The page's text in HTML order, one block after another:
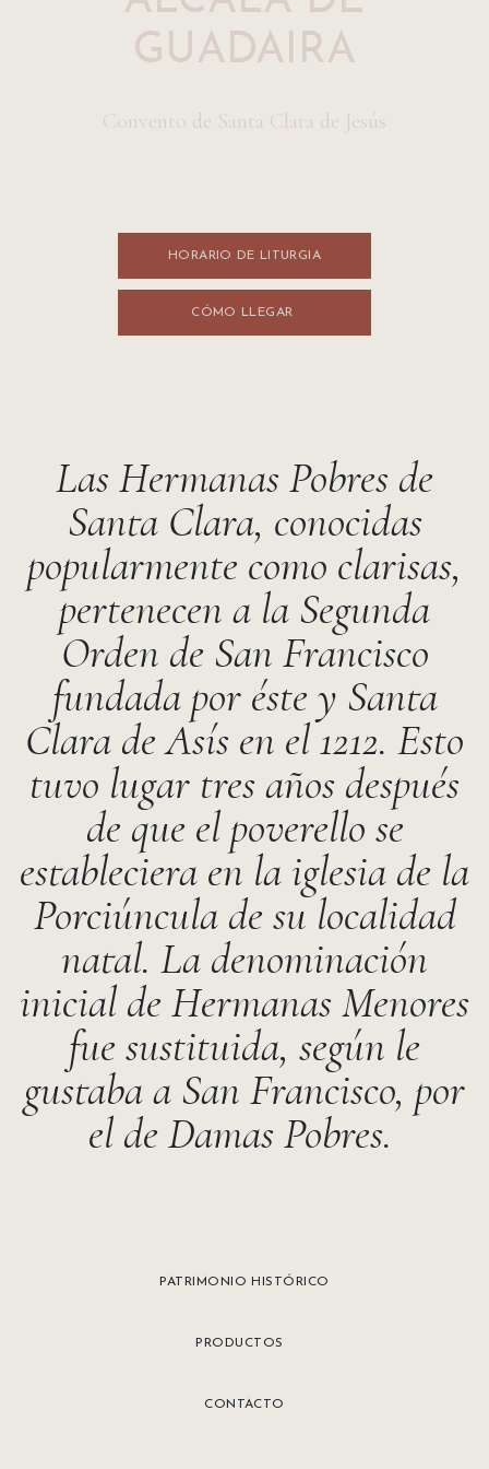
GUADAIRA
Convento de Santa Clara de Jesús
HORARIO DE LITURGI​​A
CÓMO LLEGA​​R
Las Hermanas Pobres de
Santa Clara, conocidas
popularmente como clarisas,
pertenecen a la Segunda
Orden de San Francisco
fundada por éste y Santa
Clara de Asís en el 1212. Esto
tuvo lugar tres años después
de que el poverello se
estableciera en la iglesia de la
Porciúncula de su localidad
natal. La denominación
inicial de Hermanas Menores
fue sustituida, según le
gustaba a San Francisco, por
el de Damas Pobres.
PATRIMONIO HISTÓRICO
PRODUCTOS
CONTACTO